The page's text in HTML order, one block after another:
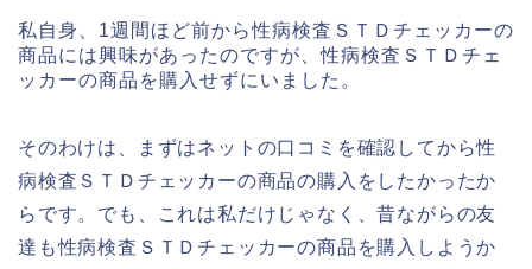
私自身、1週間ほど前から性病検査ＳＴＤチェッカーの
商品には興味があったのですが、性病検査ＳＴＤチェ
ッカーの商品を購入せずにいました。
そのわけは、まずはネットの口コミを確認してから性
病検査ＳＴＤチェッカーの商品の購入をしたかったか
らです。でも、これは私だけじゃなく、昔ながらの友
達も性病検査ＳＴＤチェッカーの商品を購入しようか